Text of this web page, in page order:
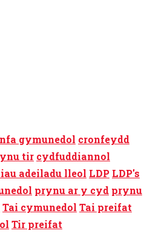
gymunedol cronfeydd
tir cydfuddiannol
adeiladu lleol LDP LDP's
prynu ar y cyd prynu
Tai cymunedol Tai preifat
Tir preifat